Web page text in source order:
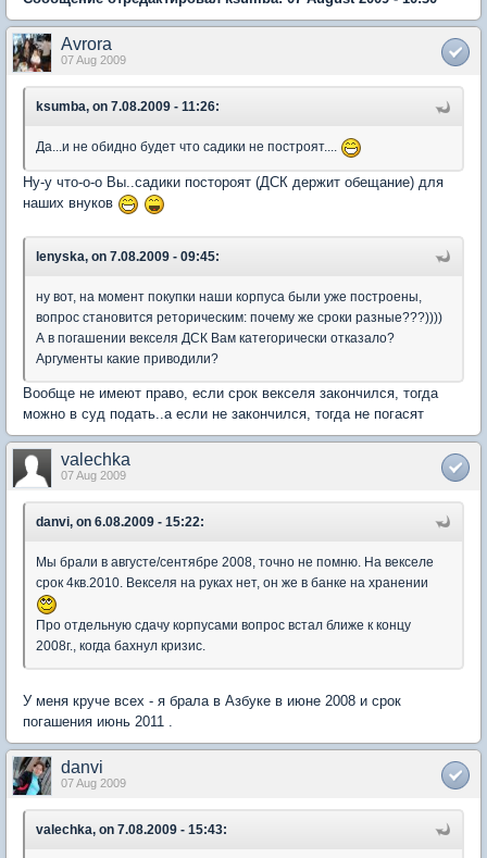
Avrora
07 Aug 2009
ksumba, on 7.08.2009 - 11:26:
Да...и не обидно будет что садики не построят....
Ну-у что-о-о Вы..садики постороят (ДСК держит обещание) для
наших внуков
lenyska, on 7.08.2009 - 09:45:
ну вот, на момент покупки наши корпуса были уже построены,
вопрос становится реторическим: почему же сроки разные???))))
А в погашении векселя ДСК Вам категорически отказало?
Аргументы какие приводили?
Вообще не имеют право, если срок векселя закончился, тогда
можно в суд подать..а если не закончился, тогда не погасят
valechka
07 Aug 2009
danvi, on 6.08.2009 - 15:22:
Мы брали в августе/сентябре 2008, точно не помню. На векселе
срок 4кв.2010. Векселя на руках нет, он же в банке на хранении
Про отдельную сдачу корпусами вопрос встал ближе к концу
2008г., когда бахнул кризис.
У меня круче всех - я брала в Азбуке в июне 2008 и срок
погашения июнь 2011 .
danvi
07 Aug 2009
valechka, on 7.08.2009 - 15:43: